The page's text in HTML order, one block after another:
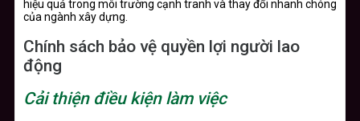
hiệu quả trong môi trường cạnh tranh và thay đổi nhanh chóng
của ngành xây dựng.
Chính sách bảo vệ quyền lợi người lao
động
Cải thiện điều kiện làm việc